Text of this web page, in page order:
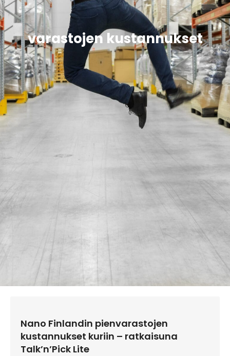
varastojen kustannukset
Nano Finlandin pienvarastojen
kustannukset kuriin – ratkaisuna
Talk’n’Pick Lite